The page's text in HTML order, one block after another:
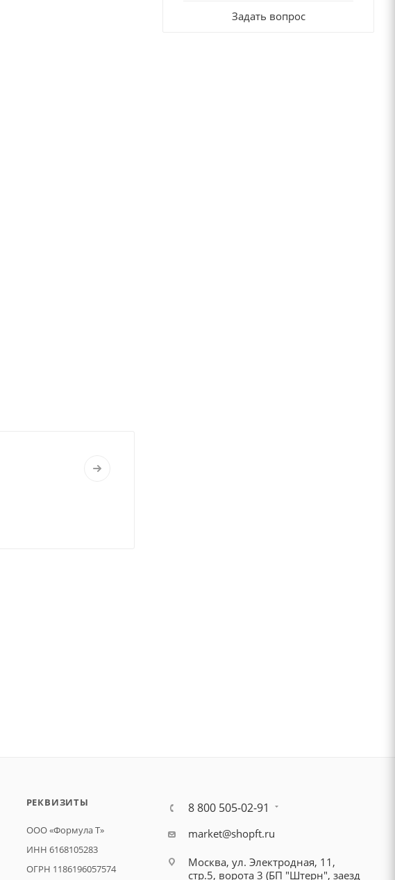
Задать вопрос
РЕКВИЗИТЫ
ООО «Формула Т»
ИНН 6168105283
ОГРН 1186196057574
8 800 505-02-91
market@shopft.ru
Москва, ул. Электродная, 11,
стр.5, ворота 3 (БП "Штерн", заезд